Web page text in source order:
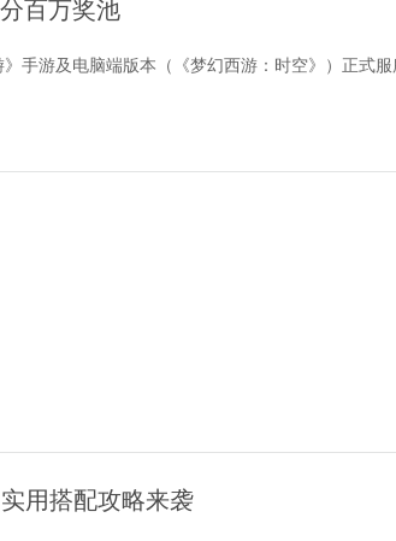
百万奖池
手游及电脑端版本（《梦幻西游：时空》）正式服
用搭配攻略来袭